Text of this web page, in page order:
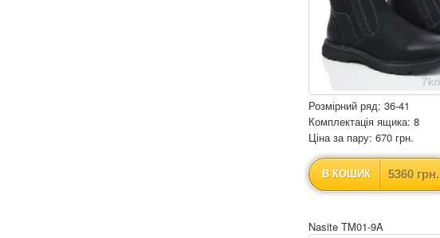
Розмірний ряд: 36-41
Комплектація ящика: 8
Ціна за пару: 670 грн.
В КОШИК 5360 грн.
Nasite TM01-9A